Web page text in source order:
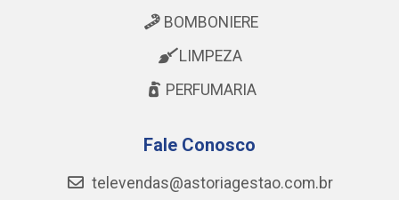
BOMBONIERE
LIMPEZA
PERFUMARIA
Fale Conosco
televendas@astoriagestao.com.br